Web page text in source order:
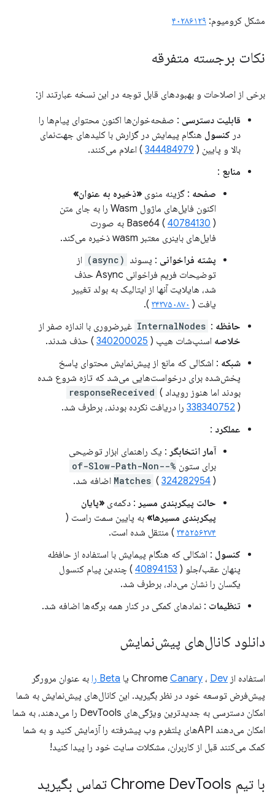
مشکل کرومیوم: ۴۰۲۸۶۱۲۹
نکات برجسته متفرقه
برخی از اصلاحات و بهبودهای قابل توجه در این نسخه عبارتند از:
قابلیت دسترسی : صفحه‌خوان‌ها اکنون محتوای پیام‌ها را
در کنسول هنگام پیمایش در گزارش با کلیدهای جهت‌نمای
بالا و پایین ( 344484979 ) اعلام می‌کنند.
منابع :
صفحه : گزینه منوی «ذخیره به عنوان»
اکنون فایل‌های ماژول Wasm را به جای متن
Base64 ( 40784130
) به صورت
فایل‌های باینری معتبر wasm ذخیره می‌کند.
پشته فراخوانی : پسوند (async)
از
توضیحات فریم فراخوانی Async حذف
شد، هایلایت آنها از ایتالیک به بولد تغییر
یافت ( ۳۴۳۷۵۰۸۷۰ ).
حافظه :
InternalNodes غیرضروری با اندازه صفر از
خلاصه اسنپ‌شات هیپ ( 340200025 ) حذف شدند.
شبکه : اشکالی که مانع از پیش‌نمایش محتوای پاسخ
پخش‌شده برای درخواست‌هایی می‌شد که تازه شروع شده
بودند اما هنوز رویداد
responseReceived (
338340752 ) را دریافت نکرده بودند، برطرف شد.
عملکرد :
آمار انتخابگر : یک راهنمای ابزار توضیحی
برای ستون
%-of-Slow-Path-Non-
Matches ( 324282954 ) اضافه شد.
حالت پیکربندی مسیر : دکمه‌ی «پایان
پیکربندی مسیرها» به پایین سمت راست (
۳۴۵۲۵۶۲۷۴ ) منتقل شده است.
کنسول : اشکالی که هنگام پیمایش با استفاده از حافظه
پنهان عقب/جلو ( 40894153 ) چندین پیام کنسول
یکسان را نشان می‌داد، برطرف شد.
تنظیمات : نمادهای کمکی در کنار همه برگه‌ها اضافه شد.
دانلود کانال‌های پیش‌نمایش
استفاده از Chrome Canary ، Dev یا Beta را
به عنوان مرورگر
پیش‌فرض توسعه خود در نظر بگیرید. این کانال‌های پیش‌نمایش به شما
امکان دسترسی به جدیدترین ویژگی‌های DevTools را می‌دهند، به شما
امکان می‌دهند APIهای پلتفرم وب پیشرفته را آزمایش کنید و به شما
کمک می‌کنند قبل از کاربران، مشکلات سایت خود را پیدا کنید!
با تیم Chrome Dev Tools تماس بگیرید